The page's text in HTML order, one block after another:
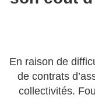
En raison de
de contrats
collectivités.